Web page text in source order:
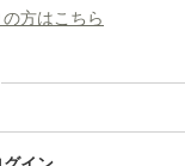
方はこちら